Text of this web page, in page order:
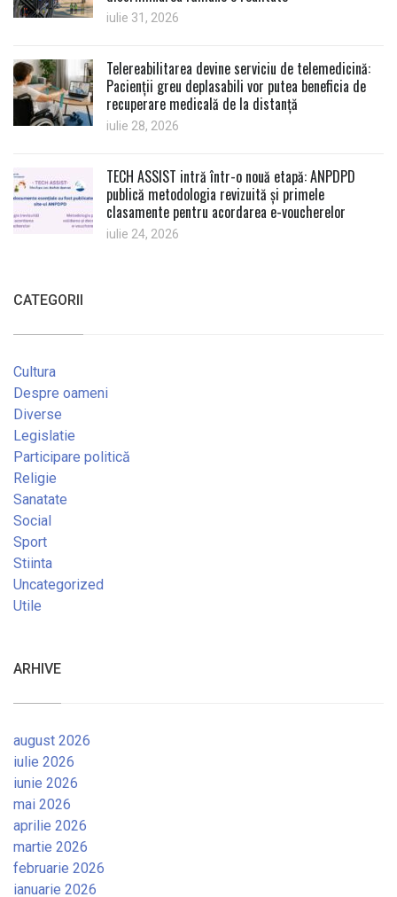
iulie 31, 2026
Telereabilitarea devine serviciu de telemedicină:
Pacienții greu deplasabili vor putea beneficia de
recuperare medicală de la distanță
iulie 28, 2026
TECH ASSIST intră într-o nouă etapă: ANPDPD
publică metodologia revizuită și primele
clasamente pentru acordarea e-voucherelor
iulie 24, 2026
CATEGORII
Cultura
Despre oameni
Diverse
Legislatie
Participare politică
Religie
Sanatate
Social
Sport
Stiinta
Uncategorized
Utile
ARHIVE
august 2026
iulie 2026
iunie 2026
mai 2026
aprilie 2026
martie 2026
februarie 2026
ianuarie 2026